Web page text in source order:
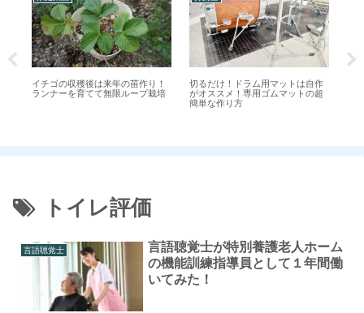
イチゴの収穫後は来年の苗作り！
ランナーを育てて無限ループ栽培
切るだけ！ドラム用マットは自作
がオススメ！専用ゴムマットの超
簡単な作り方
トイレ評価
言語聴覚士
言語聴覚士が特別養護老人ホーム
の機能訓練指導員として１年間働
いてみた！